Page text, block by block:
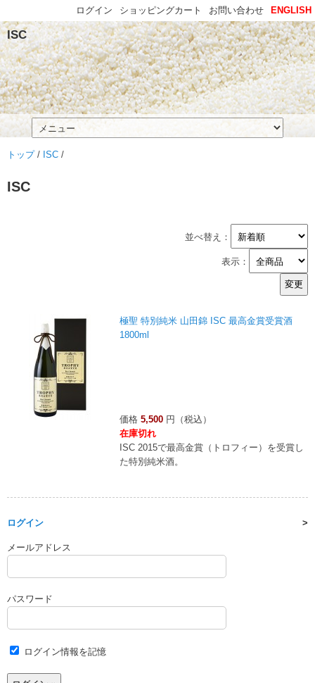
ISC
トップ/ ISC /
ISC
並べ替え：
表示：
極聖 特別純米 山田錦 ISC 最高金賞受賞酒
1800ml
価格 5,500 円（税込）
在庫切れ
ISC 2015で最高金賞（トロフィー）を受賞し
た特別純米酒。
ログイン
メールアドレス
パスワード
ログイン情報を記憶
ENGLISH
お問い合わせ
ショッピングカート
ログイン